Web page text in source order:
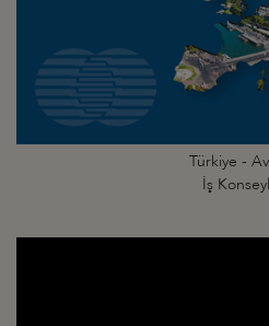
Türkiye -
İş